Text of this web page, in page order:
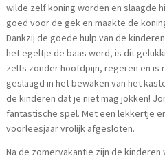
wilde zelf koning worden en slaagde
goed voor de gek en maakte de
Dankzij de goede hulp van de
het egeltje de baas werd, is dit
zelfs zonder hoofdpijn, regeren en is
geslaagd in het bewaken van het
de kinderen dat je niet mag jokken!
fantastische spel. Met een lekkertje
voorleesjaar vrolijk afgesloten.
Na de zomervakantie zijn de